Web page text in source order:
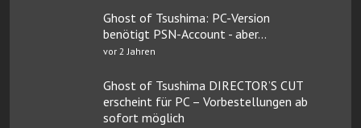
Ghost of Tsushima: PC-Version
benötigt PSN-Account - aber...
vor 2 Jahren
Ghost of Tsushima DIRECTOR’S CUT
erscheint für PC – Vorbestellungen ab
sofort möglich